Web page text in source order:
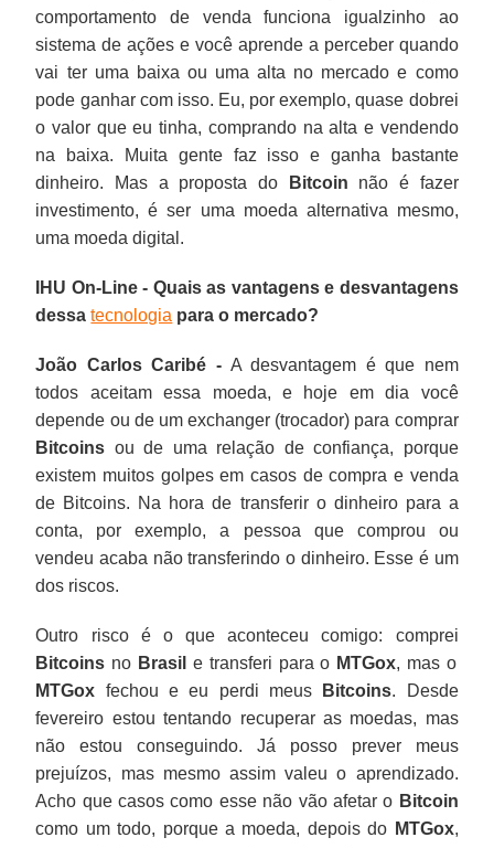
comportamento de venda funciona igualzinho ao
sistema de ações e você aprende a perceber quando
vai ter uma baixa ou uma alta no mercado e como
pode ganhar com isso. Eu, por exemplo, quase dobrei
o valor que eu tinha, comprando na alta e vendendo
na baixa. Muita gente faz isso e ganha bastante
dinheiro. Mas a proposta do
Bitcoin não é fazer
investimento, é ser uma moeda alternativa mesmo,
uma moeda digital.
IHU On-Line - Quais as vantagens e desvantagens
dessatecnologia para o mercado?
João Carlos Caribé -A desvantagem é que nem
todos aceitam essa moeda, e hoje em dia você
depende ou de um exchanger (trocador) para comprar
Bitcoins ou de uma relação de confiança, porque
existem muitos golpes em casos de compra e venda
de Bitcoins. Na hora de transferir o dinheiro para a
conta, por exemplo, a pessoa que comprou ou
vendeu acaba não transferindo o dinheiro. Esse é um
dos riscos.
Outro risco é o que aconteceu comigo: comprei
Bitcoins no Brasil e transferi para o MTGox, mas o
MTGox fechou e eu perdi meus Bitcoins. Desde
fevereiro estou tentando recuperar as moedas, mas
não estou conseguindo. Já posso prever meus
prejuízos, mas mesmo assim valeu o aprendizado.
Acho que casos como esse não vão afetar o Bitcoin
como um todo, porque a moeda, depois do MTGox,